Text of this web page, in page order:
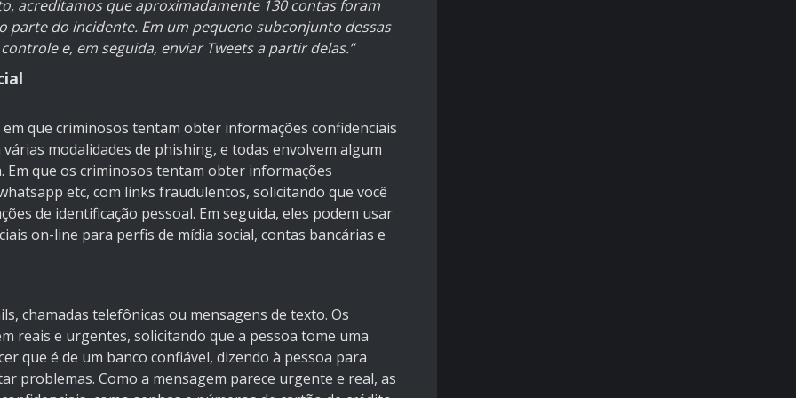
acreditamos que aproximadamente 130 contas foram
parte do incidente. Em um pequeno subconjunto dessas
e, em seguida, enviar Tweets a partir delas.”
que criminosos tentam obter informações confidenciais
modalidades de phishing, e todas envolvem algum
que os criminosos tentam obter informações
etc, com links fraudulentos, solicitando que você
de identificação pessoal. Em seguida, eles podem usar
on-line para perfis de mídia social, contas bancárias e
chamadas telefônicas ou mensagens de texto. Os
reais e urgentes, solicitando que a pessoa tome uma
que é de um banco confiável, dizendo à pessoa para
problemas. Como a mensagem parece urgente e real, as